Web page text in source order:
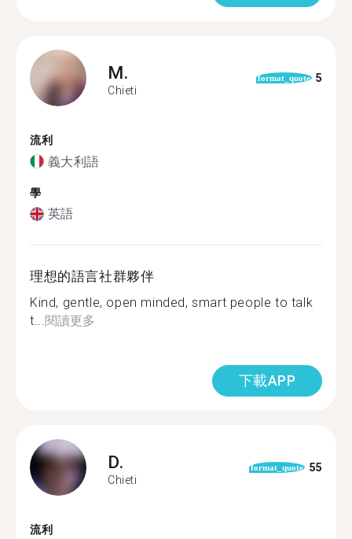
M.
Chieti
format_quote 5
流利
義大利語
學
英語
理想的語言社群夥伴
Kind, gentle, open minded, smart people to talk
t...閱讀更多
下載APP
D.
Chieti
format_quote 55
流利